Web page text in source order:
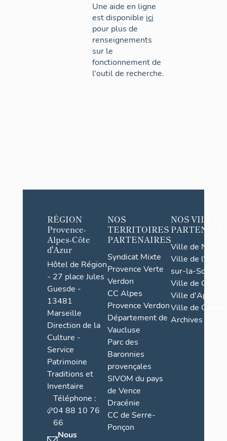
Une aide en ligne
est disponible ici
pour plus de
renseignements
sur le
fonctionnement de
l'outil de recherche.
RÉGION
Provence-
Alpes-Côte
d'Azur
Hôtel de Région
- 27 place Jules
Guesde -
13481
Marseille
Direction de la
Culture -
Service
Patrimoine
Traditions et
Inventaire
Téléphone :
04 88 10 76
66
Nous
NOS
TERRITOIRES
PARTENAIRES
Syndicat Mixte
Provence Verte
Verdon
CC Alpes
Provence Verdon
Département de
Vaucluse
Parc des
Baronnies
provençales
SIVOM du pays
de Vence
Dracénie
CC de Serre-
Ponçon
NOS VILLES
Ville de Nice
Ville de l'Isle-
sur-la-Sorgue
Ville de Grasse
Ville d'Apt
Ville de
Archives